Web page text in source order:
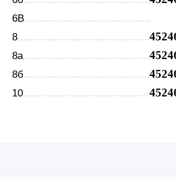
6В
8
8а
8б
10